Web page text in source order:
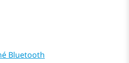
Bluetooth